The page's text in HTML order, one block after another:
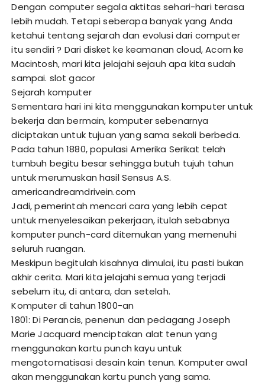
Dengan computer segala aktitas sehari-hari terasa
lebih mudah. Tetapi seberapa banyak yang Anda
ketahui tentang sejarah dan evolusi dari computer
itu sendiri ? Dari disket ke keamanan cloud, Acorn ke
Macintosh, mari kita jelajahi sejauh apa kita sudah
sampai. slot gacor
Sejarah komputer
Sementara hari ini kita menggunakan komputer untuk
bekerja dan bermain, komputer sebenarnya
diciptakan untuk tujuan yang sama sekali berbeda.
Pada tahun 1880, populasi Amerika Serikat telah
tumbuh begitu besar sehingga butuh tujuh tahun
untuk merumuskan hasil Sensus A.S.
americandreamdrivein.com
Jadi, pemerintah mencari cara yang lebih cepat
untuk menyelesaikan pekerjaan, itulah sebabnya
komputer punch-card ditemukan yang memenuhi
seluruh ruangan.
Meskipun begitulah kisahnya dimulai, itu pasti bukan
akhir cerita. Mari kita jelajahi semua yang terjadi
sebelum itu, di antara, dan setelah.
Komputer di tahun 1800-an
1801: Di Perancis, penenun dan pedagang Joseph
Marie Jacquard menciptakan alat tenun yang
menggunakan kartu punch kayu untuk
mengotomatisasi desain kain tenun. Komputer awal
akan menggunakan kartu punch yang sama.